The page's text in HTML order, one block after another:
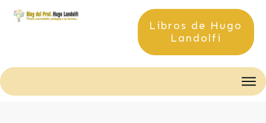
Libros de Hugo
Landolfi